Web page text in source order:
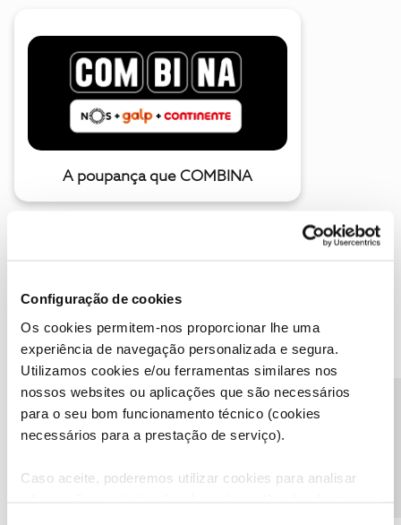
Configuração de cookies
Os cookies permitem-nos proporcionar lhe uma
experiência de navegação personalizada e segura.
Utilizamos cookies e/ou ferramentas similares nos
nossos websites ou aplicações que são necessários
para o seu bom funcionamento técnico (cookies
necessários para a prestação de serviço).
Caso aceite, poderemos utilizar cookies para analisar
A poupança que COMBINA
Descubra as novidades de julho